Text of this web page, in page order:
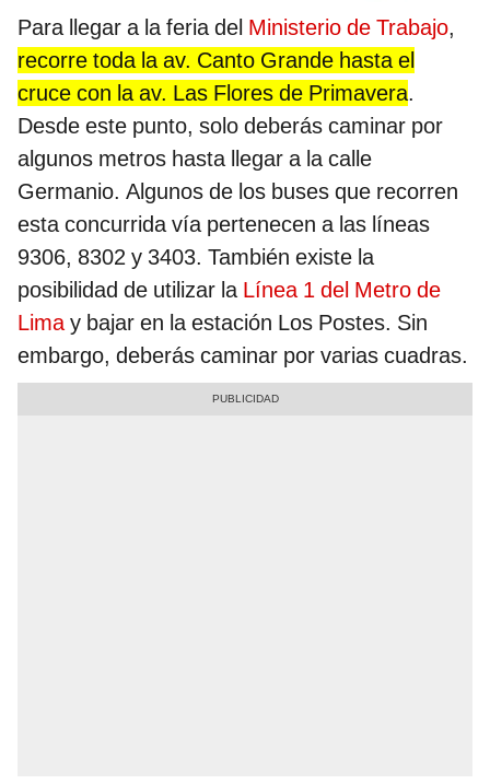
Para llegar a la feria del Ministerio de Trabajo,
recorre toda la av. Canto Grande hasta el
cruce con la av. Las Flores de Primavera.
Desde este punto, solo deberás caminar por
algunos metros hasta llegar a la calle
Germanio. Algunos de los buses que recorren
esta concurrida vía pertenecen a las líneas
9306, 8302 y 3403. También existe la
posibilidad de utilizar laLínea 1 del Metro de
Limay bajar en la estación Los Postes. Sin
embargo, deberás caminar por varias cuadras.